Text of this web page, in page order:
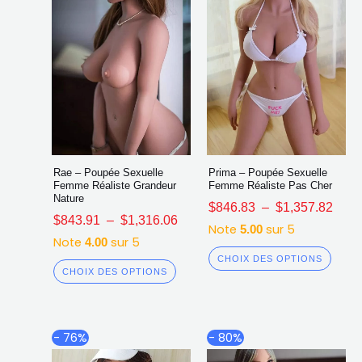
Rae – Poupée Sexuelle
Femme Réaliste Grandeur
Nature
$843.91 – $1,316.06
Note 4.00sur 5
CHOIX DES OPTIONS
sur
page
produit
Prima – Poupée Sexuelle
Femme Réaliste Pas Cher
$846.83 – $1,357.82
Note 5.00sur 5
CHOIX DES OPTIONS
page
du
- 76%
Plage
deproduit
- 80%
de